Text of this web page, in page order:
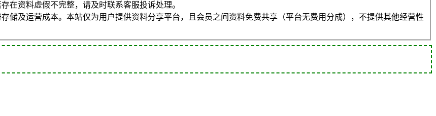
在资料虚假不完整，请及时联系客服投诉处理。
及运营成本。本站仅为用户提供资料分享平台，且会员之间资料免费共享（平台无费用分成），不提供其他经营性